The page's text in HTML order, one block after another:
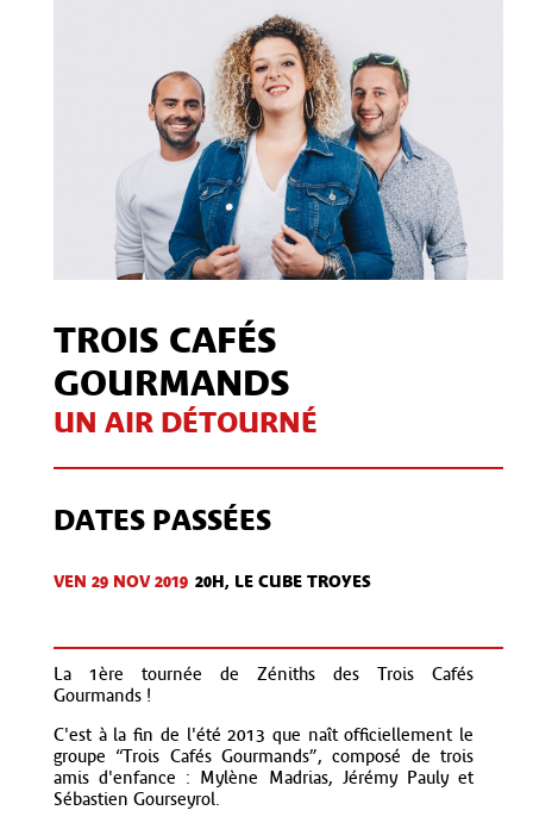
TROIS CAFÉS
GOURMANDS
UN AIR DÉTOURNÉ
DATES PASSÉES
VEN 29 NOV 2019 20H, LE CUBE TROYES
La 1ère tournée de Zéniths des Trois Cafés
Gourmands !
C'est à la fin de l'été 2013 que naît officiellement le
groupe “Trois Cafés Gourmands”, composé de trois
amis d'enfance : Mylène Madrias, Jérémy Pauly et
Sébastien Gourseyrol.